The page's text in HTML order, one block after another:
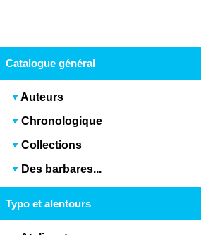
Catalogue général
Auteurs
Chronologique
Collections
Des barbares...
Typo et alentours